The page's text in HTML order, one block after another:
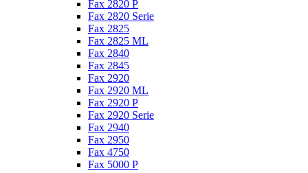
Fax 2820 P
Fax 2820 Serie
Fax 2825
Fax 2825 ML
Fax 2840
Fax 2845
Fax 2920
Fax 2920 ML
Fax 2920 P
Fax 2920 Serie
Fax 2940
Fax 2950
Fax 4750
Fax 5000 P